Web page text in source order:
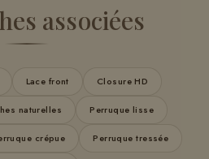
associées
Lace front Closure HD
naturelles Perruque lisse
crépue Perruque tressée